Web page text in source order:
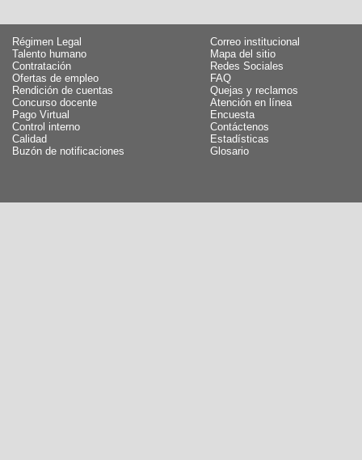
Régimen Legal
Talento humano
Contratación
Ofertas de empleo
Rendición de cuentas
Concurso docente
Pago Virtual
Control interno
Calidad
Buzón de notificaciones
Correo institucional
Mapa del sitio
Redes Sociales
FAQ
Quejas y reclamos
Atención en línea
Encuesta
Contáctenos
Estadísticas
Glosario